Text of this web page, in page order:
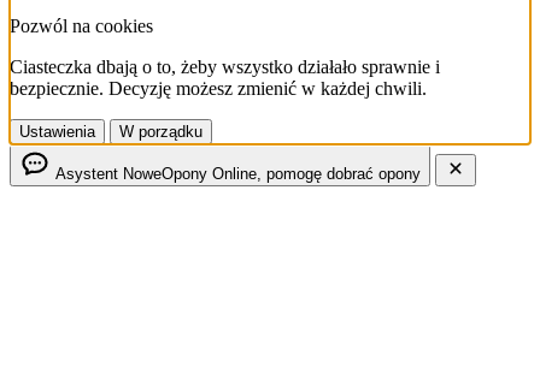
Pozwól na cookies
Ciasteczka dbają o to, żeby wszystko działało sprawnie i
bezpiecznie. Decyzję możesz zmienić w każdej chwili.
Ustawienia W porządku
Asystent NoweOpony Online, pomogę dobrać opony